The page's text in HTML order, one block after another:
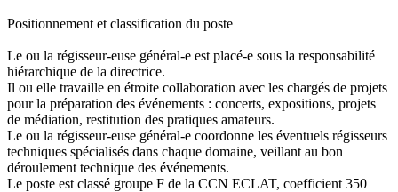
Positionnement et classification du poste
Le ou la régisseur-euse général-e est placé-e sous la responsabilité
hiérarchique de la directrice.
Il ou elle travaille en étroite collaboration avec les chargés de projets
pour la préparation des événements : concerts, expositions, projets
de médiation, restitution des pratiques amateurs.
Le ou la régisseur-euse général-e coordonne les éventuels régisseurs
techniques spécialisés dans chaque domaine, veillant au bon
déroulement technique des événements.
Le poste est classé groupe F de la CCN ECLAT, coefficient 350